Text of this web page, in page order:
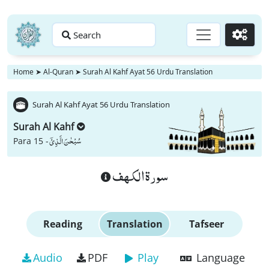
Search Go
Home ➤ Al-Quran ➤ Surah Al Kahf Ayat 56 Urdu Translation
Surah Al Kahf Ayat 56 Urdu Translation
Surah Al Kahf
Para 15 -سُبْحٰنَ الَّذِیْۤ
سورة الكهف
Reading Translation Tafseer
Audio PDF Play Language